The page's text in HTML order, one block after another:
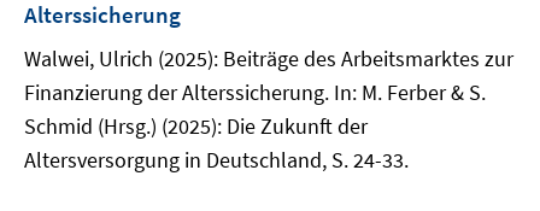
Alterssicherung
Walwei, Ulrich (2025): Beiträge des Arbeitsmarktes zur
Finanzierung der Alterssicherung. In: M. Ferber & S.
Schmid (Hrsg.) (2025): Die Zukunft der
Altersversorgung in Deutschland, S. 24-33.